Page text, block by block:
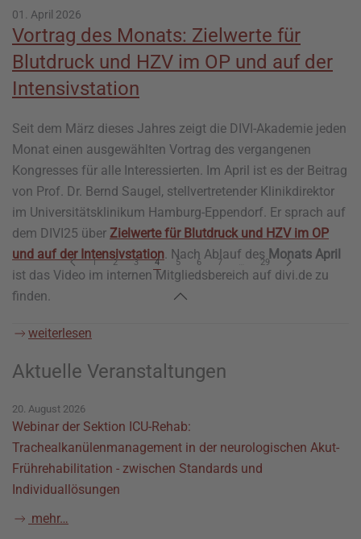
01. April 2026
Vortrag des Monats: Zielwerte für
Blutdruck und HZV im OP und auf der
Intensivstation
Seit dem März dieses Jahres zeigt die DIVI-Akademie jeden
Monat einen ausgewählten Vortrag des vergangenen
Kongresses für alle Interessierten. Im April ist es der Beitrag
von Prof. Dr. Bernd Saugel, stellvertretender Klinikdirektor
im Universitätsklinikum Hamburg-Eppendorf. Er sprach auf
dem DIVI25 über Zielwerte für Blutdruck und HZV im OP
und auf der Intensivstation . Nach Ablauf des Monats April
ist das Video im internen Mitgliedsbereich auf divi.de zu
finden.
weiterlesen
1 2 3 4 5 6 7 … 29
Aktuelle Veranstaltungen
20. August 2026
Webinar der Sektion ICU-Rehab:
Trachealkanülenmanagement in der neurologischen Akut-
Frührehabilitation - zwischen Standards und
Individuallösungen
mehr…